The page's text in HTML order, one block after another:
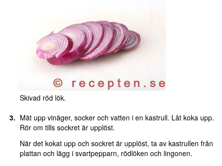
Skivad röd lök.
Mät upp vinäger, socker och vatten i en kastrull. Låt koka upp.
Rör om tills sockret är upplöst.
När det kokat upp och sockret är upplöst, ta av kastrullen från
plattan och lägg i svartpepparn, rödlöken och lingonen.